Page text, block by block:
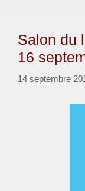
Salon du
16
14 septembre